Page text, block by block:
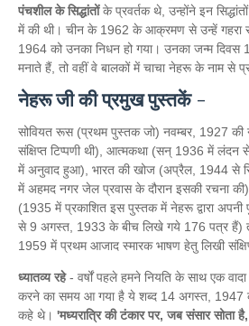
पंचशील के सिद्धांतोंके प्रवर्तक थे, उन्होंने इन
में की थी। चीन के 1962 के आक्रमण से उन्हें गहरा
1964 को उनका निधन हो गया। उनका जन्म दिवस
मनाते हैं, तो वहीं वे बालकों में चाचा नेहरू के नाम से
नेहरू जी की प्रमुख पुस्तकें-
सोवियत रूस (प्रथम पुस्तक जो) नवम्बर, 1927 की
संक्षिप्त टिप्पणी थी), आत्मकथा (सन् 1936 में लंदन
में अनुवाद हुआ), भारत की खोज (अप्रैल, 1944 से
में अहमद नगर जेल प्रवास के दौरान इसकी रचना
(1935 में प्रकाशित इस पुस्तक में नेहरू द्वारा अपनी
से 9 अगस्त, 1933 के बीच लिखे गये 176 पत्र हैं)
1959 में प्रथम आजाद स्मारक भाषण हेतु लिखी
ध्यातव्य रहे- वर्षों पहले हमने नियति के साथ एक
करने का समय आ गया है ये शब्द 14 अगस्त, 1947
कहे थे। 'मध्यरात्रि की टंकार पर, जब संसार सोता